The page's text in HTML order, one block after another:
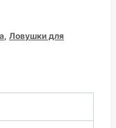
, Ловушки для